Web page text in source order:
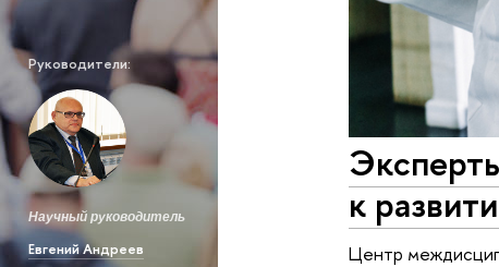
Руководители:
Научный руководитель
Евгений Андреев
к
Центр